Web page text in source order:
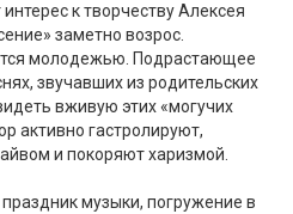
к творчеству Алексея
заметно возрос.
молодежью. Подрастающее
звучавших из родительских
вживую этих «могучих
активно гастролируют,
и покоряют харизмой.
музыки, погружение в